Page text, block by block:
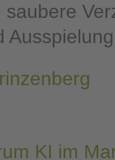
KI im